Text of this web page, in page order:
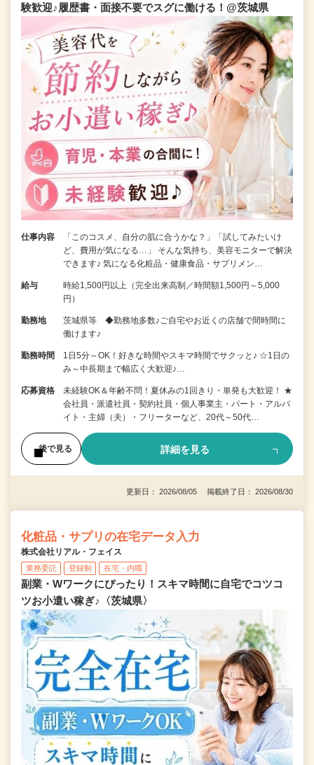
験歓迎♪履歴書・面接不要でスグに働ける！@茨城県
仕事内容
「このコスメ、自分の肌に合うかな？」「試してみたいけ
ど、費用が気になる…」 そんな気持ち、美容モニターで解決
できます♪ 気になる化粧品・健康食品・サプリメン…
給与
時給1,500円以上（完全出来高制／時間額1,500円～5,000
円）
勤務地
茨城県等 ◆勤務地多数♪ご自宅やお近くの店舗で間時間に
働けます♪
勤務時間
1日5分～OK！好きな時間やスキマ時間でサクッと♪ ☆1日の
み～中長期まで幅広く大歓迎♪…
応募資格
未経験OK＆年齢不問！夏休みの1回きり・単発も大歓迎！ ★
会社員・派遣社員・契約社員・個人事業主・パート・アルバ
イト・主婦（夫）・フリーターなど、20代～50代…
後で見る 詳細を見る
更新日： 2026/08/05 掲載終了日： 2026/08/30
化粧品・サプリの在宅データ入力
株式会社リアル・フェイス
業務委託 登録制 在宅・内職
副業・Wワークにぴったり！スキマ時間に自宅でコツコ
ツお小遣い稼ぎ♪〈茨城県〉